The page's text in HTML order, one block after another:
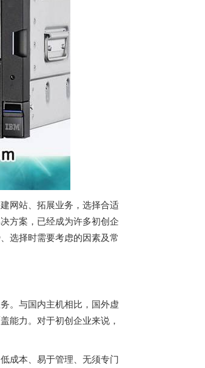
网站、拓展业务，选择合适
方案，已经成为许多初创企
选择时需要考虑的因素及常
。与国内主机相比，国外虚
能力。对于初创企业来说，
成本、易于管理、无须专门